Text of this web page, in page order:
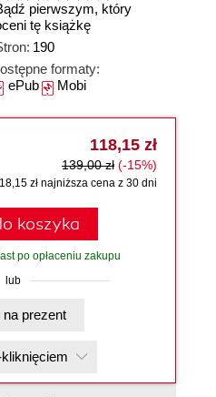
pierwszym, który
tę książkę
190
formaty:
Mobi
118,15 zł
139,00 zł (-15%)
zł najniższa cena z 30 dni
koszyka
po opłaceniu zakupu
lub
Kup na prezent